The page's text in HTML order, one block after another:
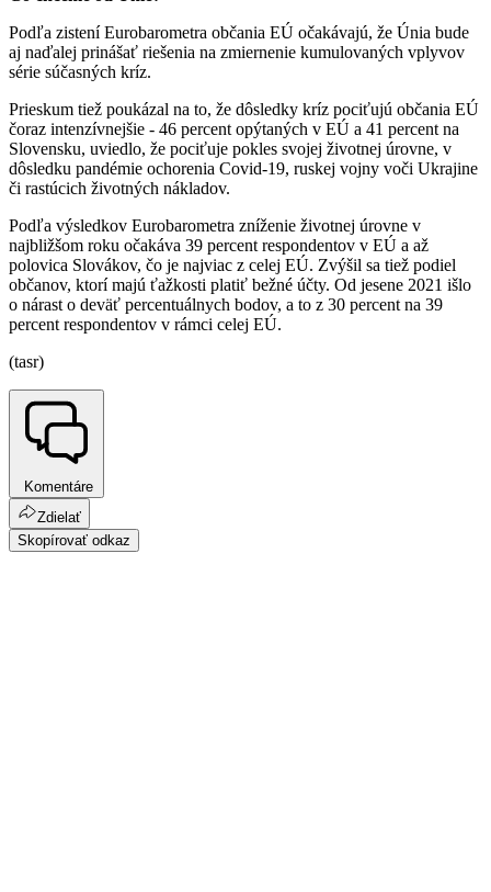
Podľa zistení Eurobarometra občania EÚ očakávajú, že Únia bude
aj naďalej prinášať riešenia na zmiernenie kumulovaných vplyvov
série súčasných kríz.
Prieskum tiež poukázal na to, že dôsledky kríz pociťujú občania EÚ
čoraz intenzívnejšie - 46 percent opýtaných v EÚ a 41 percent na
Slovensku, uviedlo, že pociťuje pokles svojej životnej úrovne, v
dôsledku pandémie ochorenia Covid-19, ruskej vojny voči Ukrajine
či rastúcich životných nákladov.
Podľa výsledkov Eurobarometra zníženie životnej úrovne v
najbližšom roku očakáva 39 percent respondentov v EÚ a až
polovica Slovákov, čo je najviac z celej EÚ. Zvýšil sa tiež podiel
občanov, ktorí majú ťažkosti platiť bežné účty. Od jesene 2021 išlo
o nárast o deväť percentuálnych bodov, a to z 30 percent na 39
percent respondentov v rámci celej EÚ.
(tasr)
Komentáre
Zdielať
Skopírovať odkaz